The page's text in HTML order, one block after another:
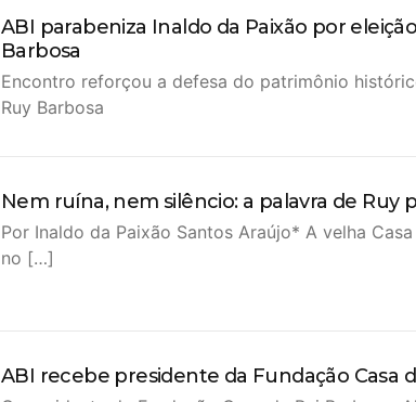
ABI parabeniza Inaldo da Paixão por
Barbosa
Encontro reforçou a defesa do patrimônio
Ruy Barbosa
Nem ruína, nem silêncio: a palavra de Ruy
Por Inaldo da Paixão Santos Araújo* A velha
no […]
ABI recebe presidente da Fundação Casa